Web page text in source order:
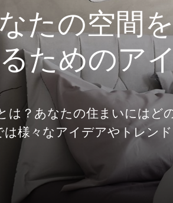
たの空間
ためのア
は？あなたの住まいにはど
様々なアイデアやトレン